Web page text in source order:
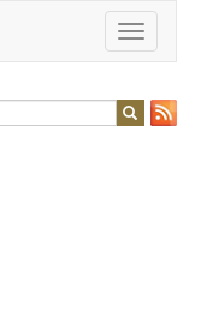
Toggle
navigation